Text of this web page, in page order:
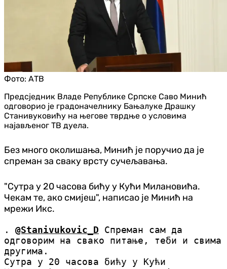
Фото: АТВ
Предсједник Владе Републике Српске Саво Минић
одговорио је градоначелнику Бањалуке Драшку
Станивуковићу на његове тврдње о условима
најављеног ТВ дуела.
Без много околишања, Минић је поручио да је
спреман за сваку врсту сучељавања.
"Сутра у 20 часова бићу у Кући Милановића.
Чекам те, ако смијеш", написао је Минић на
мрежи Икс.
. @Stanivukovic_D Спреман сам да
одговорим на свако питање, теби и свима
другима.
Сутра у 20 часова бићу у Кући